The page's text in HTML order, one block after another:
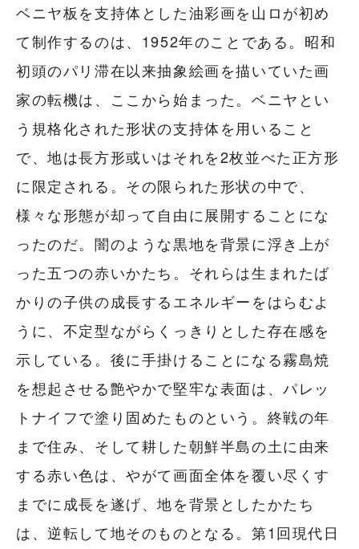
ベニヤ板を支持体とした油彩画を山ロが初め
て制作するのは、1952年のことである。昭和
初頭のパリ滞在以来抽象絵画を描いていた画
家の転機は、ここから始まった。ベニヤとい
う規格化された形状の支持体を用いること
で、地は長方形或いはそれを2枚並べた正方形
に限定される。その限られた形状の中で、
様々な形態が却って自由に展開することにな
ったのだ。闇のような黒地を背景に浮き上が
った五つの赤いかたち。それらは生まれたば
かりの子供の成長するエネルギーをはらむよ
うに、不定型ながらくっきりとした存在感を
示している。後に手掛けることになる霧島焼
を想起させる艶やかで堅牢な表面は、パレッ
トナイフで塗り固めたものという。終戦の年
まで住み、そして耕した朝鮮半島の土に由来
する赤い色は、やがて画面全体を覆い尽くす
までに成長を遂げ、地を背景としたかたち
は、逆転して地そのものとなる。第1回現代日